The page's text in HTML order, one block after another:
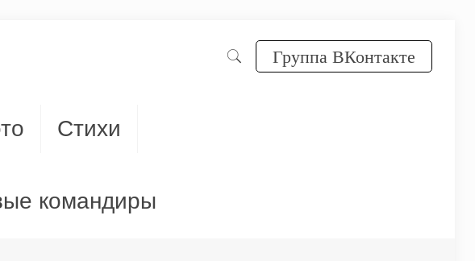
Стихи
командиры
Группа ВКонтакте